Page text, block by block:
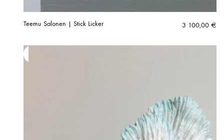
Teemu Salonen | Stick Licker 3 100,00 €